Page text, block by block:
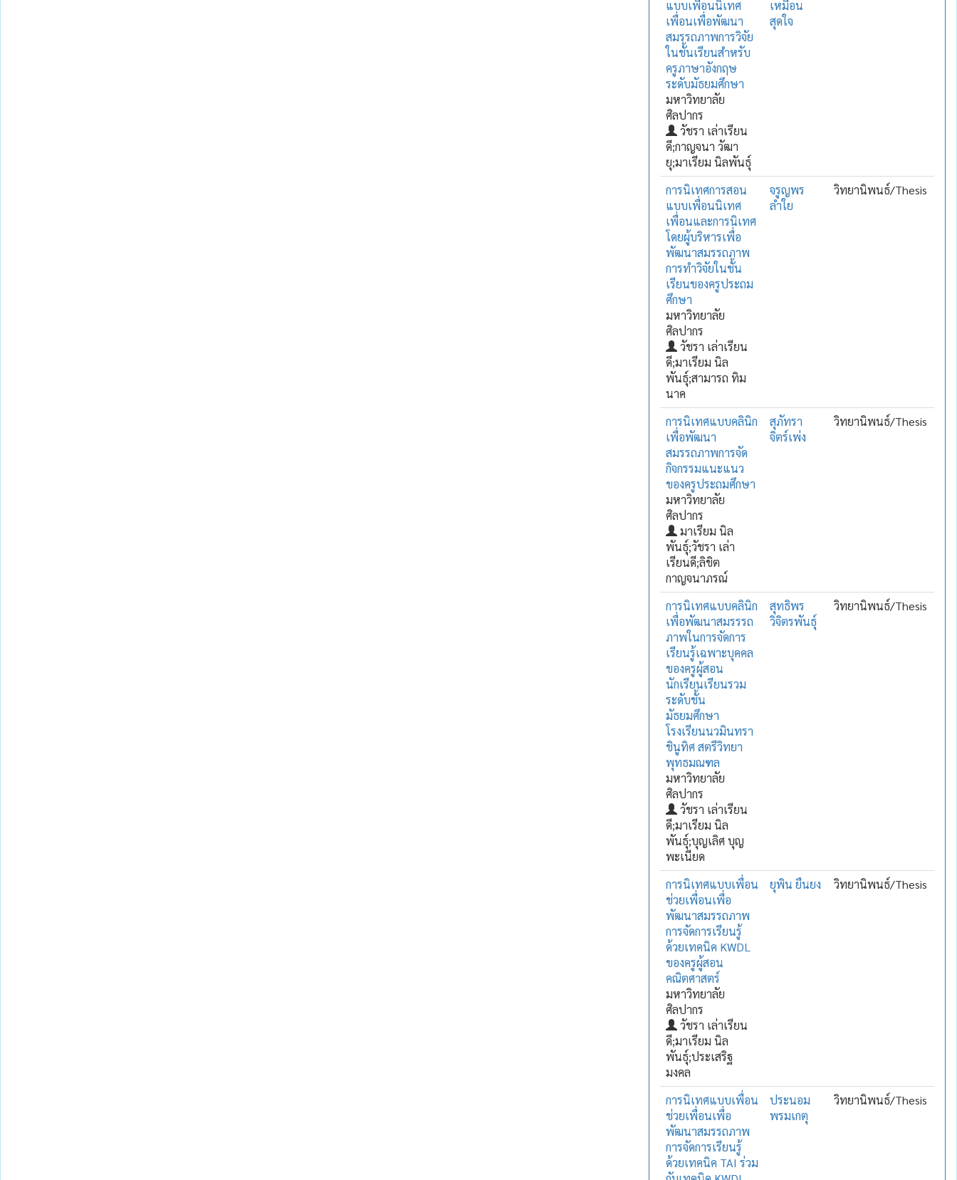
แบบเพื่อนนิเทศ
เพื่อนเพื่อพัฒนา
สมรรถภาพการวิจัย
ในชั้นเรียนสำหรับ
ครูภาษาอังกฤษ
ระดับมัธยมศึกษา
มหาวิทยาลัย
ศิลปากร
วัชรา เล่าเรียน
ดี;กาญจนา วัฒา
ยุ;มาเรียม นิลพันธุ์
เหมือน
สุดใจ
การนิเทศการสอน
แบบเพื่อนนิเทศ
เพื่อนและการนิเทศ
โดยผู้บริหารเพื่อ
พัฒนาสมรรถภาพ
การทำวิจัยในชั้น
เรียนของครูประถม
ศึกษา
มหาวิทยาลัย
ศิลปากร
วัชรา เล่าเรียน
ดี;มาเรียม นิล
พันธุ์;สามารถ ทิม
นาค
จรูญพร
ลำใย
วิทยานิพนธ์/Thesis
การนิเทศแบบคลินิก
เพื่อพัฒนา
สมรรถภาพการจัด
กิจกรรมแนะแนว
ของครูประถมศึกษา
มหาวิทยาลัย
ศิลปากร
มาเรียม นิล
พันธุ์;วัชรา เล่า
เรียนดี;ลิขิต
กาญจนาภรณ์
สุภัทรา
จิตร์เพ่ง
วิทยานิพนธ์/Thesis
การนิเทศแบบคลินิก
เพื่อพัฒนาสมรรรถ
ภาพในการจัดการ
เรียนรู้เฉพาะบุคคล
ของครูผู้สอน
นักเรียนเรียนรวม
ระดับชั้น
มัธยมศึกษา
โรงเรียนนวมินทรา
ชินูทิศ สตรีวิทยา
พุทธมณฑล
มหาวิทยาลัย
ศิลปากร
วัชรา เล่าเรียน
ดี;มาเรียม นิล
พันธุ์;บุญเลิศ บุญ
พะเนียด
สุทธิพร
วิจิตรพันธุ์
วิทยานิพนธ์/Thesis
การนิเทศแบบเพื่อน
ช่วยเพื่อนเพื่อ
พัฒนาสมรรถภาพ
การจัดการเรียนรู้
ด้วยเทคนิค KWDL
ของครูผู้สอน
คณิตศาสตร์
มหาวิทยาลัย
ศิลปากร
วัชรา เล่าเรียน
ดี;มาเรียม นิล
พันธุ์;ประเสริฐ
มงคล
ยุพิน ยืนยง วิทยานิพนธ์/Thesis
การนิเทศแบบเพื่อน
ช่วยเพื่อนเพื่อ
พัฒนาสมรรถภาพ
การจัดการเรียนรู้
ด้วยเทคนิค TAI ร่วม
ประนอม
พรมเกตุ
วิทยานิพนธ์/Thesis